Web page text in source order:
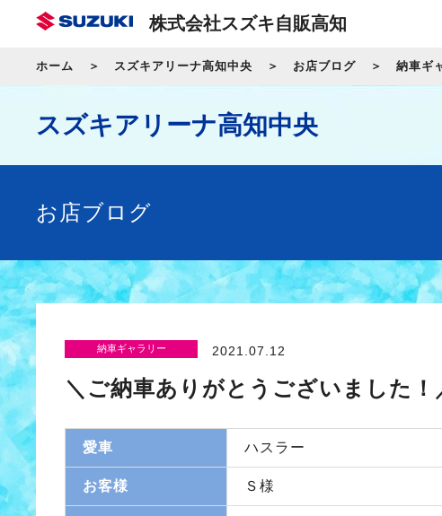
株式会社スズキ自販高知
ホーム スズキアリーナ高知中央 お店ブログ 納車ギ
スズキアリーナ高知中央
お店ブログ
納車ギャラリー 2021.07.12
＼ご納車ありがとうございました！
愛車 ハスラー
お客様 Ｓ様